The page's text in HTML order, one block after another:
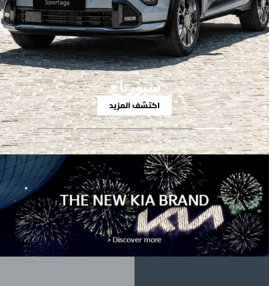
سبورتاج
اكتشف المزيد